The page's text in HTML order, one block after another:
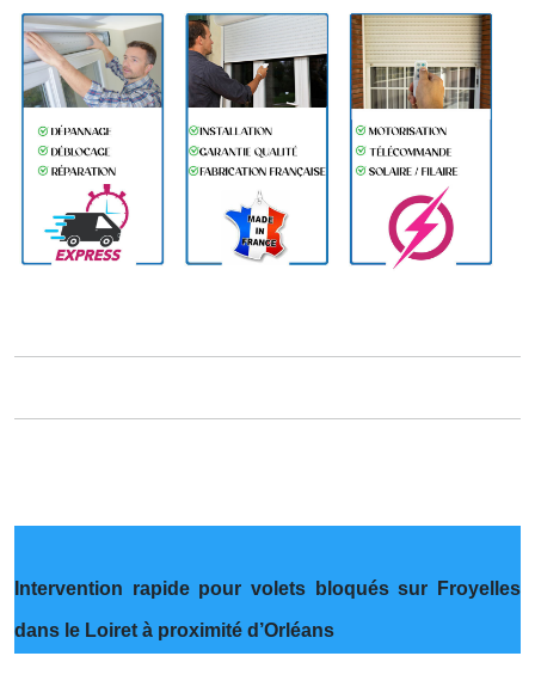
Intervention rapide pour volets bloqués sur Froyelles
dans le Loiret à proximité d’Orléans